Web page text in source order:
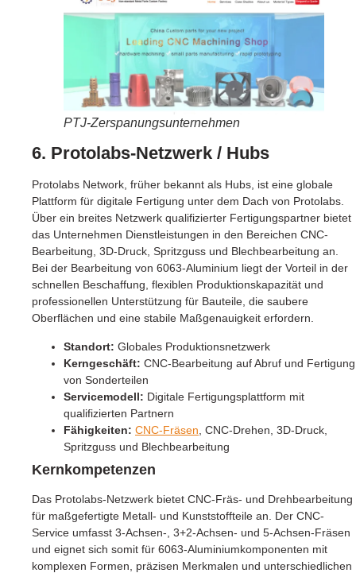
PTJ-Zerspanungsunternehmen
6. Protolabs-Netzwerk / Hubs
Protolabs Network, früher bekannt als Hubs, ist eine globale
Plattform für digitale Fertigung unter dem Dach von Protolabs.
Über ein breites Netzwerk qualifizierter Fertigungspartner bietet
das Unternehmen Dienstleistungen in den Bereichen CNC-
Bearbeitung, 3D-Druck, Spritzguss und Blechbearbeitung an.
Bei der Bearbeitung von 6063-Aluminium liegt der Vorteil in der
schnellen Beschaffung, flexiblen Produktionskapazität und
professionellen Unterstützung für Bauteile, die saubere
Oberflächen und eine stabile Maßgenauigkeit erfordern.
Standort: Globales Produktionsnetzwerk
Kerngeschäft: CNC-Bearbeitung auf Abruf und Fertigung
von Sonderteilen
Servicemodell: Digitale Fertigungsplattform mit
qualifizierten Partnern
Fähigkeiten: CNC-Fräsen , CNC-Drehen, 3D-Druck,
Spritzguss und Blechbearbeitung
Kernkompetenzen
Das Protolabs-Netzwerk bietet CNC-Fräs- und Drehbearbeitung
für maßgefertigte Metall- und Kunststoffteile an. Der CNC-
Service umfasst 3-Achsen-, 3+2-Achsen- und 5-Achsen-Fräsen
und eignet sich somit für 6063-Aluminiumkomponenten mit
komplexen Formen, präzisen Merkmalen und unterschiedlichen